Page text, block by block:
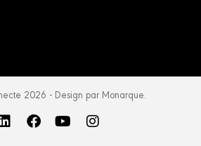
2026 - Design par Monarque.